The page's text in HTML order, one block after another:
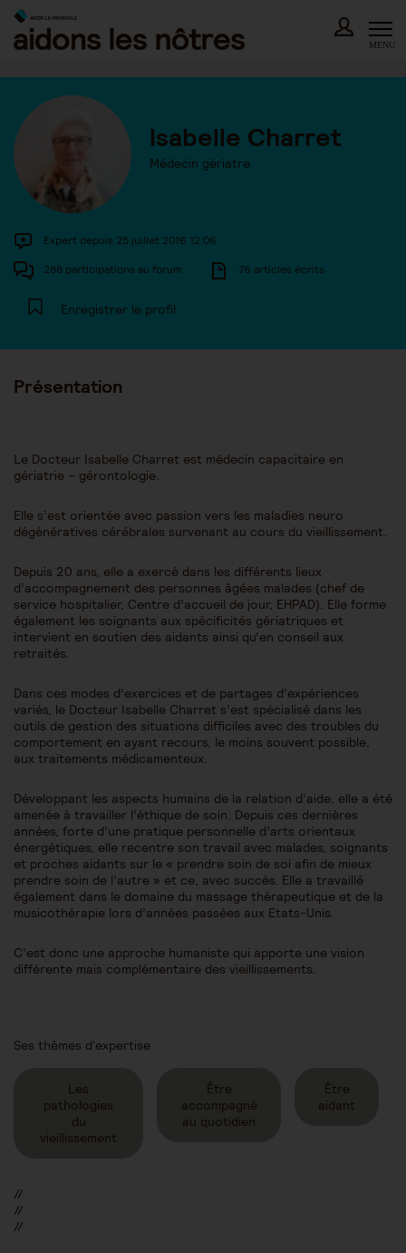
Skip
content
MENU
Isabelle Charret
Médecin gériatre
Expert depuis 25 juillet 2016 12:06
288 participations au forum 76 articles écrits
Enregistrer le profil
Présentation
Le Docteur Isabelle Charret est médecin capacitaire en
gériatrie – gérontologie.
Elle s’est orientée avec passion vers les maladies neuro
dégénératives cérébrales survenant au cours du vieillissement.
Depuis 20 ans, elle a exercé dans les différents lieux
d’accompagnement des personnes âgées malades (chef de
service hospitalier, Centre d’accueil de jour, EHPAD). Elle forme
également les soignants aux spécificités gériatriques et
intervient en soutien des aidants ainsi qu’en conseil aux
retraités.
Dans ces modes d’exercices et de partages d’expériences
variés, le Docteur Isabelle Charret s’est spécialisé dans les
outils de gestion des situations difficiles avec des troubles du
comportement en ayant recours, le moins souvent possible,
aux traitements médicamenteux.
Développant les aspects humains de la relation d’aide, elle a été
amenée à travailler l’éthique de soin. Depuis ces dernières
années, forte d’une pratique personnelle d’arts orientaux
énergétiques, elle recentre son travail avec malades, soignants
et proches aidants sur le « prendre soin de soi afin de mieux
prendre soin de l’autre » et ce, avec succès. Elle a travaillé
également dans le domaine du massage thérapeutique et de la
musicothérapie lors d’années passées aux Etats-Unis.
C’est donc une approche humaniste qui apporte une vision
différente mais complémentaire des vieillissements.
Ses thèmes d'expertise
Les
pathologies
du
vieillissement
Être
accompagné
au quotidien
Être
aidant
//
//
//